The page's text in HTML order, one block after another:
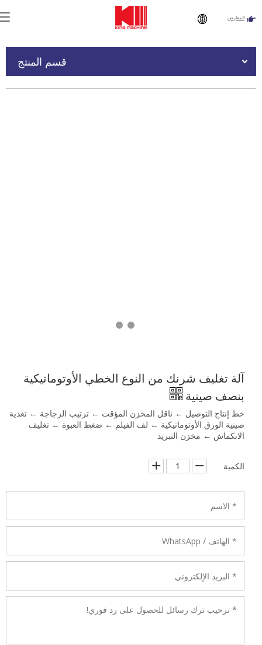
المعارض
قسم المنتج
آلة تغليف شرنك من النوع الخطي الأوتوماتيكية
بنصف صينية
خط إنتاج التوصيل ← ناقل المخزن المؤقت ← ترتيب الزجاجة ← تغذية
صينية الورق الأوتوماتيكية ← لف الفيلم ← ضغط العبوة ← تغليف
الانكماش ← مخزن التبريد
الكمية